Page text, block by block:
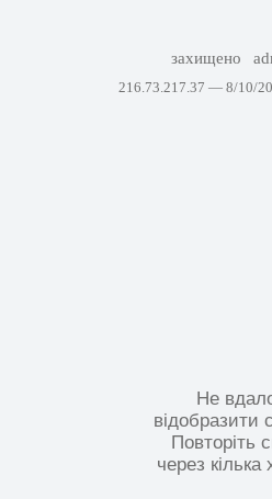
захищено
216.73.217.37 — 8/10/
Не
відобразити
Повторіть
через кілька